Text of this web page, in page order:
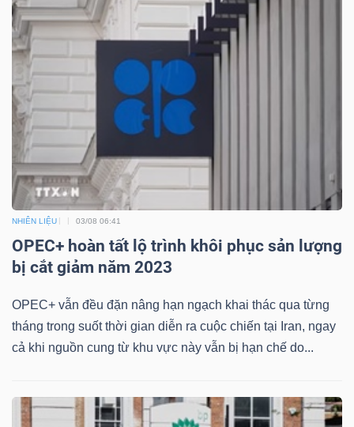
NHIÊN LIỆU 03/08 06:41
OPEC+ hoàn tất lộ trình khôi phục sản lượng
bị cắt giảm năm 2023
OPEC+ vẫn đều đặn nâng hạn ngạch khai thác qua từng
tháng trong suốt thời gian diễn ra cuộc chiến tại Iran, ngay
cả khi nguồn cung từ khu vực này vẫn bị hạn chế do...
tài
chính
Dữ
liệu
tài
chính